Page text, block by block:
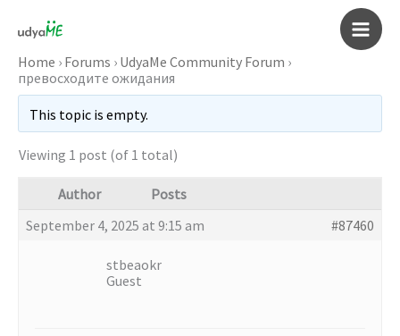
content
Main
Home › Forums › UdyaMe Community Forum ›
превосходите ожидания
This topic is empty.
Viewing 1 post (of 1 total)
Author
Posts
September 4, 2025 at 9:15 am
#87460
stbeaokr
Guest